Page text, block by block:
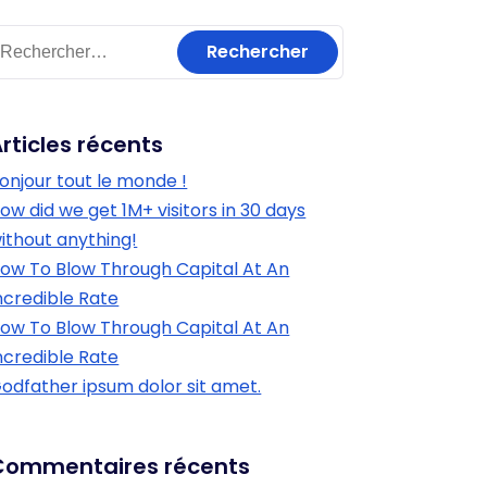
récents
tout le monde !
did we get 1M+ visitors in 30 days
anything!
To Blow Through Capital At An
Rate
To Blow Through Capital At An
Rate
ipsum dolor sit amet.
récents